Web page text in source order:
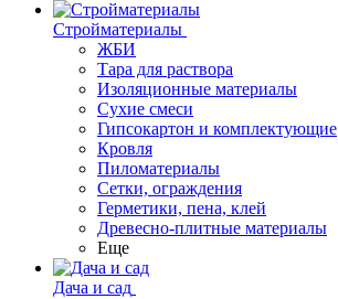
Стройматериалы
ЖБИ
Тара для раствора
Изоляционные материалы
Сухие смеси
Гипсокартон и комплектующие
Кровля
Пиломатериалы
Сетки, ограждения
Герметики, пена, клей
Древесно-плитные материалы
Еще
Дача и сад